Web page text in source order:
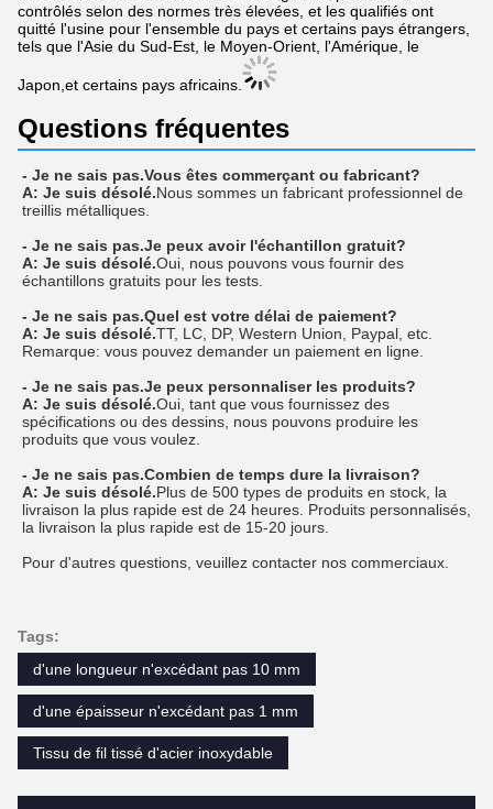
contrôlés selon des normes très élevées, et les qualifiés ont
quitté l'usine pour l'ensemble du pays et certains pays étrangers,
tels que l'Asie du Sud-Est, le Moyen-Orient, l'Amérique, le
Japon,et certains pays africains.
Questions fréquentes
- Je ne sais pas.Vous êtes commerçant ou fabricant?
A: Je suis désolé.Nous sommes un fabricant professionnel de
treillis métalliques.
- Je ne sais pas.Je peux avoir l'échantillon gratuit?
A: Je suis désolé.Oui, nous pouvons vous fournir des
échantillons gratuits pour les tests.
- Je ne sais pas.Quel est votre délai de paiement?
A: Je suis désolé.TT, LC, DP, Western Union, Paypal, etc.
Remarque: vous pouvez demander un paiement en ligne.
- Je ne sais pas.Je peux personnaliser les produits?
A: Je suis désolé.Oui, tant que vous fournissez des
spécifications ou des dessins, nous pouvons produire les
produits que vous voulez.
- Je ne sais pas.Combien de temps dure la livraison?
A: Je suis désolé.Plus de 500 types de produits en stock, la
livraison la plus rapide est de 24 heures. Produits personnalisés,
la livraison la plus rapide est de 15-20 jours.
Pour d'autres questions, veuillez contacter nos commerciaux.
Tags:
d'une longueur n'excédant pas 10 mm
d'une épaisseur n'excédant pas 1 mm
Tissu de fil tissé d'acier inoxydable